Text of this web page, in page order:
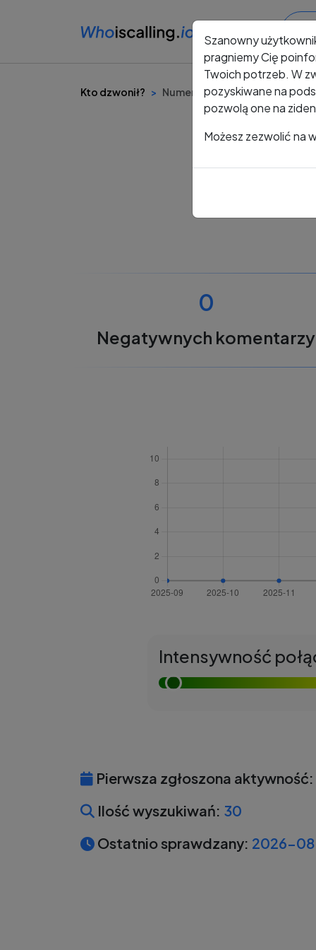
Kto dzwonił? Numer +48 736 173 383
0
Negatywnych komentarzy
Intensywność
Pierwsza zgłoszona aktywność:
Ilość wyszukiwań: 30
Ostatnio sprawdzany: 2026-
Szanowny
pragniemy Cię
Twoich potrzeb. W
pozyskiwane na
pozwolą one na
Możesz zezwolić na